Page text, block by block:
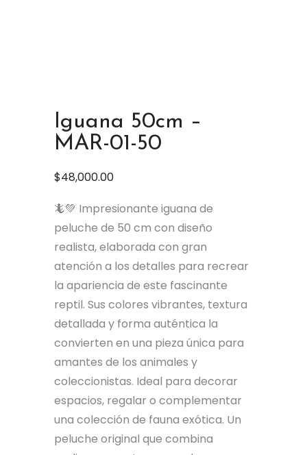
Iguana 50cm –
MAR-01-50
$48,000.00
🦎💚 Impresionante iguana de
peluche de 50 cm con diseño
realista, elaborada con gran
atención a los detalles para recrear
la apariencia de este fascinante
reptil. Sus colores vibrantes, textura
detallada y forma auténtica la
convierten en una pieza única para
amantes de los animales y
coleccionistas. Ideal para decorar
espacios, regalar o complementar
una colección de fauna exótica. Un
peluche original que combina